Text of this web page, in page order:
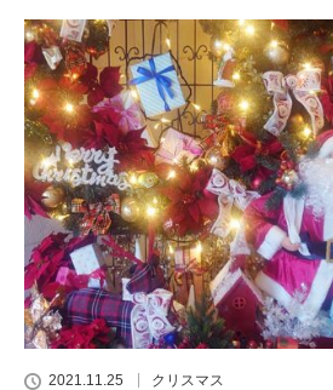
2021.11.25 クリスマス